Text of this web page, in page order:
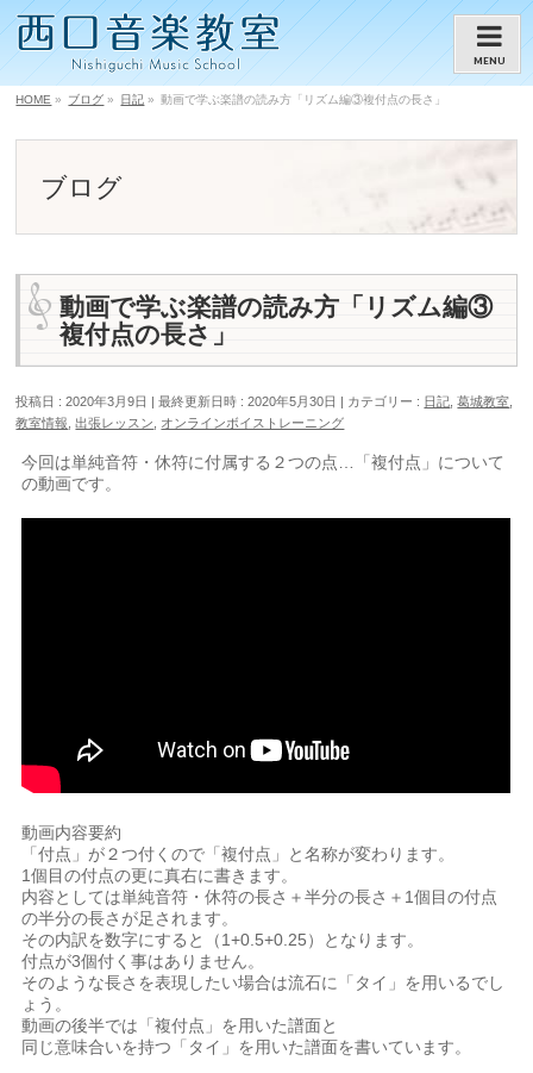
MENU
HOME » ブログ » 日記 » 動画で学ぶ楽譜の読み方「リズム編③複付点の長さ」
ブログ
動画で学ぶ楽譜の読み方「リズム編③
複付点の長さ」
投稿日 : 2020年3月9日 最終更新日時 : 2020年5月30日 カテゴリー : 日記 ,葛城教室
教室情報 ,出張レッスン オンラインボイストレーニング
今回は単純音符・休符に付属する２つの点…「複付点」について
の動画です。
動画内容要約
「付点」が２つ付くので「複付点」と名称が変わります。
1個目の付点の更に真右に書きます。
内容としては単純音符・休符の長さ＋半分の長さ＋1個目の付点
の半分の長さが足されます。
その内訳を数字にすると（1+0.5+0.25）となります。
付点が3個付く事はありません。
そのような長さを表現したい場合は流石に「タイ」を用いるでし
ょう。
動画の後半では「複付点」を用いた譜面と
同じ意味合いを持つ「タイ」を用いた譜面を書いています。